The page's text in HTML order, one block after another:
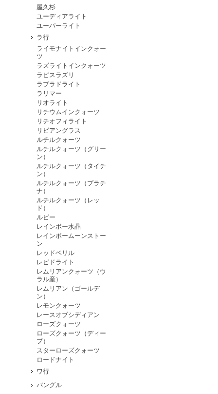
屋久杉
ユーディアライト
ユーパーライト
ラ行
ライモナイトインクォー
ツ
ラズライトインクォーツ
ラピスラズリ
ラブラドライト
ラリマー
リオライト
リチウムインクォーツ
リチオフィライト
リビアングラス
ルチルクォーツ
ルチルクォーツ（グリー
ン）
ルチルクォーツ（タイチ
ン）
ルチルクォーツ（プラチ
ナ）
ルチルクォーツ（レッ
ド）
ルビー
レインボー水晶
レインボームーンストー
ン
レッドベリル
レピドライト
レムリアンクォーツ（ウ
ラル産）
レムリアン（ゴールデ
ン）
レモンクォーツ
レースオブシディアン
ローズクォーツ
ローズクォーツ（ディー
プ）
スターローズクォーツ
ロードナイト
ワ行
バングル